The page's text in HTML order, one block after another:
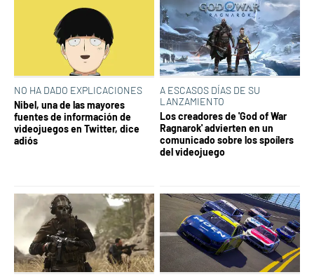
NO HA DADO EXPLICACIONES
Nibel, una de las mayores
fuentes de información de
videojuegos en Twitter, dice
adiós
A ESCASOS DÍAS DE SU
LANZAMIENTO
Los creadores de 'God of War
Ragnarok' advierten en un
comunicado sobre los spoílers
del videojuego